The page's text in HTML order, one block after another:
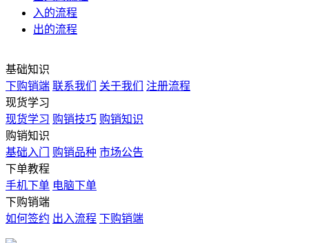
入的流程
出的流程
基础知识
下购销端 联系我们 关于我们
注册流程
现货学习
现货学习 购销技巧 购销知识
购销知识
基础入门
购销品种 市场公告
下单教程
手机下单 电脑下单
下购销端
如何签约 出入流程 下购销端